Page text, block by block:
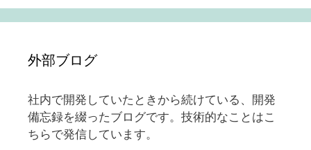
外部ブログ
社内で開発していたときから続けている、開発
備忘録を綴ったブログです。技術的なことはこ
ちらで発信しています。